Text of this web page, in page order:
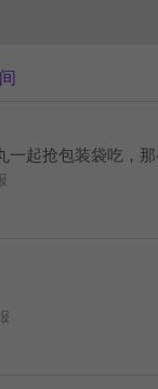
一起抢包装袋吃，